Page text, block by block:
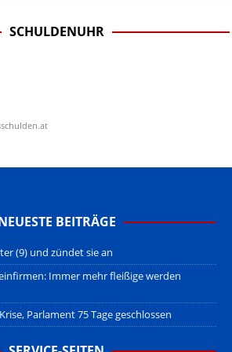
SCHULDENUHR
BEITRÄGE
(9) und zündet sie an
Immer mehr fleißige werden
Parlament 75 Tage geschlossen